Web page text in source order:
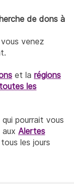
de dons à
venez
et la régions
toutes les
pourrait vous
Alertes
les jours